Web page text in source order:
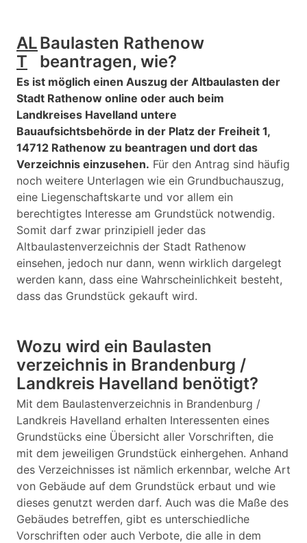
AL
T
Baulasten Rathenow
beantragen, wie?
Es ist möglich einen Auszug der Altbaulasten der
Stadt Rathenow online oder auch beim
Landkreises Havelland untere
Bauaufsichtsbehörde in der Platz der Freiheit 1,
14712 Rathenow zu beantragen und dort das
Verzeichnis einzusehen. Für den Antrag sind häufig
noch weitere Unterlagen wie ein Grundbuchauszug,
eine Liegenschaftskarte und vor allem ein
berechtigtes Interesse am Grundstück notwendig.
Somit darf zwar prinzipiell jeder das
Altbaulastenverzeichnis der Stadt Rathenow
einsehen, jedoch nur dann, wenn wirklich dargelegt
werden kann, dass eine Wahrscheinlichkeit besteht,
dass das Grundstück gekauft wird.
Wozu wird ein Baulasten
verzeichnis in Brandenburg /
Landkreis Havelland benötigt?
Mit dem Baulastenverzeichnis in Brandenburg /
Landkreis Havelland erhalten Interessenten eines
Grundstücks eine Übersicht aller Vorschriften, die
mit dem jeweiligen Grundstück einhergehen. Anhand
des Verzeichnisses ist nämlich erkennbar, welche Art
von Gebäude auf dem Grundstück erbaut und wie
dieses genutzt werden darf. Auch was die Maße des
Gebäudes betreffen, gibt es unterschiedliche
Vorschriften oder auch Verbote, die alle in dem